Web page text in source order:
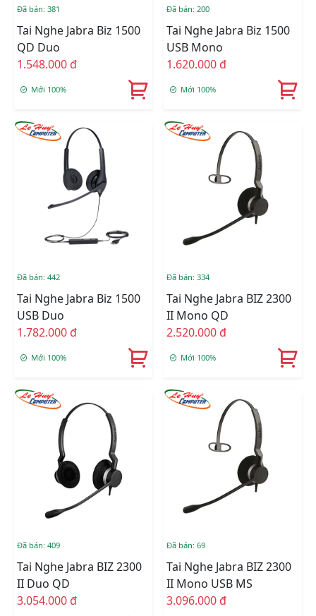
Đã bán: 381
Tai Nghe Jabra Biz 1500
QD Duo
1.548.000 đ
Mới 100%
Đã bán: 200
Tai Nghe Jabra Biz 1500
USB Mono
1.620.000 đ
Mới 100%
Đã bán: 442
Tai Nghe Jabra Biz 1500
USB Duo
1.782.000 đ
Mới 100%
Đã bán: 334
Tai Nghe Jabra BIZ 2300
II Mono QD
2.520.000 đ
Mới 100%
Đã bán: 409
Tai Nghe Jabra BIZ 2300
II Duo QD
3.054.000 đ
Đã bán: 69
Tai Nghe Jabra BIZ 2300
II Mono USB MS
3.096.000 đ